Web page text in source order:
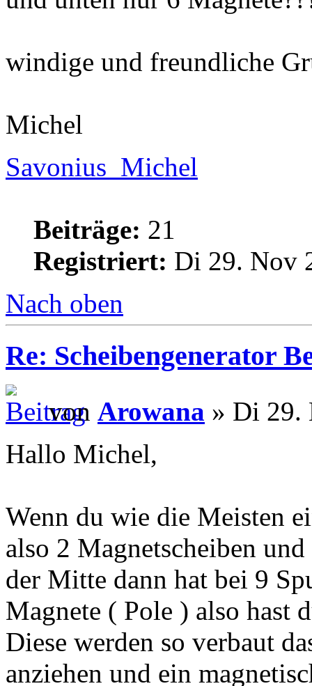
windige und freundliche
Michel
Savonius_Michel
Beiträge: 21
Registriert: Di 29. Nov
Nach oben
Re: Scheibengenerator
von Arowana » Di 29.
Hallo Michel,
Wenn du wie die Meisten
also 2 Magnetscheiben
der Mitte dann hat bei 9
Magnete ( Pole ) also hast
Diese werden so verbaut
anziehen und ein